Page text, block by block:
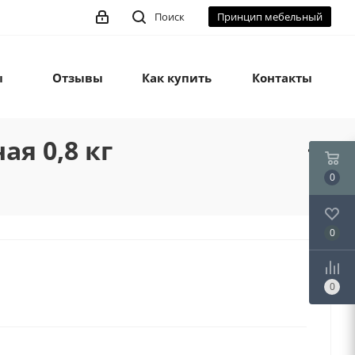
Принцип мебельный
Поиск
Отзывы Как купить Контакты
0,8 кг
0
0
0